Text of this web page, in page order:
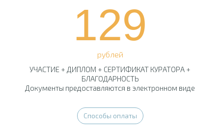
129
рублей
УЧАСТИЕ + ДИПЛОМ + СЕРТИФИКАТ КУРАТОРА +
БЛАГОДАРНОСТЬ
Документы предоставляются в электронном виде
Способы оплаты